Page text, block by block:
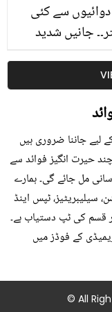
سے کئی
جانیں شدید
چاہیے؟
لیے جاننا ضروری ہیں
حیرت انگیز فوائد سے
مل جائے گی۔ ہمارے
سیلیبریٹیز، ٹپس اینڈ
قسم کی ٹپ دستیاب ہے۔
کے فوڈز میں
© All